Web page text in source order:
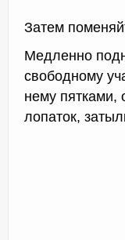
Затем
Медленно
свободному
нему пятками,
лопаток,